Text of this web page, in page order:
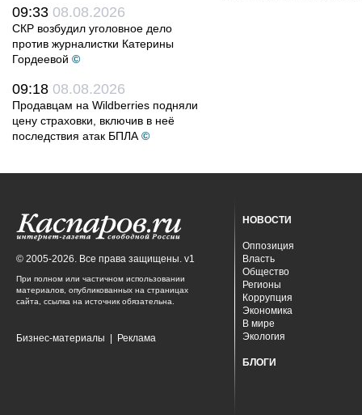
09:33 08.08.2026
СКР возбудил уголовное дело
против журналистки Катерины
Гордеевой ©
09:18 08.08.2026
Продавцам на Wildberries подняли
цену страховки, включив в неё
последствия атак БПЛА ©
© 2005-2026. Все права защищены. v1
При полном или частичном использовании
материалов, опубликованных на страницах
сайта, ссылка на источник обязательна.
Бизнес-материалы Реклама
НОВОСТИ
Оппозиция
Власть
Общество
Регионы
Коррупция
Экономика
В мире
Экология
БЛОГИ